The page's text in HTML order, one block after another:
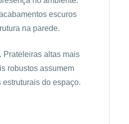
escuros
na parede.
Prateleiras altas mais
robustos assumem
do espaço.